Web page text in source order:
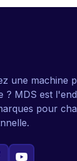
une machine
? MDS est
pour